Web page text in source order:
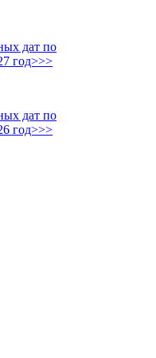
дат по
год>>>
дат по
год>>>